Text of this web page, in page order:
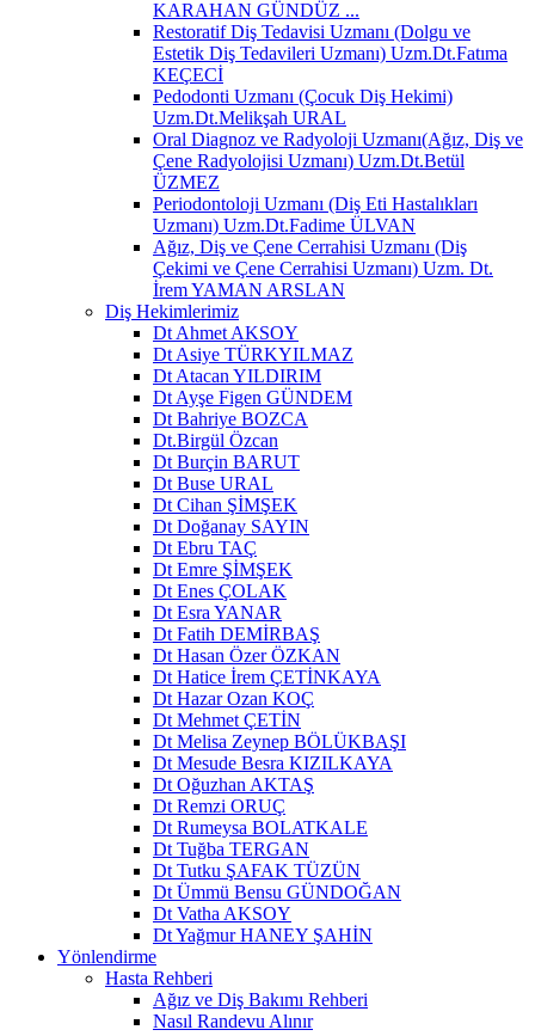
KARAHAN GÜNDÜZ ...
Restoratif Diş Tedavisi Uzmanı (Dolgu ve
Estetik Diş Tedavileri Uzmanı) Uzm.Dt.Fatıma
KEÇECİ
Pedodonti Uzmanı (Çocuk Diş Hekimi)
Uzm.Dt.Melikşah URAL
Oral Diagnoz ve Radyoloji Uzmanı(Ağız, Diş ve
Çene Radyolojisi Uzmanı) Uzm.Dt.Betül
ÜZMEZ
Periodontoloji Uzmanı (Diş Eti Hastalıkları
Uzmanı) Uzm.Dt.Fadime ÜLVAN
Ağız, Diş ve Çene Cerrahisi Uzmanı (Diş
Çekimi ve Çene Cerrahisi Uzmanı) Uzm. Dt.
İrem YAMAN ARSLAN
Diş Hekimlerimiz
Dt Ahmet AKSOY
Dt Asiye TÜRKYILMAZ
Dt Atacan YILDIRIM
Dt Ayşe Figen GÜNDEM
Dt Bahriye BOZCA
Dt.Birgül Özcan
Dt Burçin BARUT
Dt Buse URAL
Dt Cihan ŞİMŞEK
Dt Doğanay SAYIN
Dt Ebru TAÇ
Dt Emre ŞİMŞEK
Dt Enes ÇOLAK
Dt Esra YANAR
Dt Fatih DEMİRBAŞ
Dt Hasan Özer ÖZKAN
Dt Hatice İrem ÇETİNKAYA
Dt Hazar Ozan KOÇ
Dt Mehmet ÇETİN
Dt Melisa Zeynep BÖLÜKBAŞI
Dt Mesude Besra KIZILKAYA
Dt Oğuzhan AKTAŞ
Dt Remzi ORUÇ
Dt Rumeysa BOLATKALE
Dt Tuğba TERGAN
Dt Tutku ŞAFAK TÜZÜN
Dt Ümmü Bensu GÜNDOĞAN
Dt Vatha AKSOY
Dt Yağmur HANEY ŞAHİN
Yönlendirme
Hasta Rehberi
Ağız ve Diş Bakımı Rehberi
Nasıl Randevu Alınır